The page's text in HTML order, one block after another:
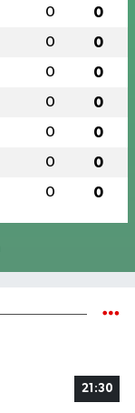
0 0
0 0
0 0
0 0
0 0
0 0
0 0
21:30